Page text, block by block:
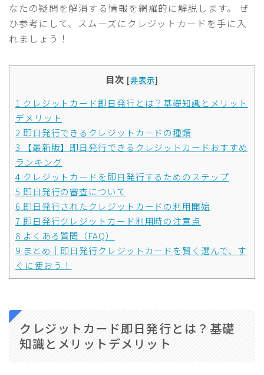
なたの疑問を解消する情報を網羅的に解説します。 ぜ
ひ参考にして、スムーズにクレジットカードを手に入
れましょう！
目次 [非表示]
1 クレジットカード即日発行とは？基礎知識とメリット
デメリット
2 即日発行できるクレジットカードの種類
3 【最新版】即日発行できるクレジットカードおすすめ
ランキング
4 クレジットカードを即日発行するためのステップ
5 即日発行の審査について
6 即日発行されたクレジットカードの利用開始
7 即日発行クレジットカード利用時の注意点
8 よくある質問（FAQ）
9 まとめ｜即日発行クレジットカードを賢く選んで、す
ぐに使おう！
クレジットカード即日発行とは？基礎
知識とメリットデメリット